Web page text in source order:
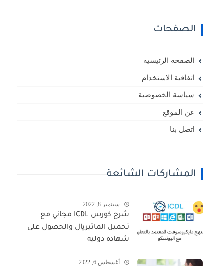
الصفحات
الصفحة الرئيسية
اتفاقية الاستخدام
سياسة الخصوصية
عن الموقع
اتصل بنا
المشاركات الشائعة
سبتمبر 8, 2022
شرح كورس ICDL مجاني مع
تحميل الماتيريال والحصول على
شهادة دولية
أغسطس 6, 2022